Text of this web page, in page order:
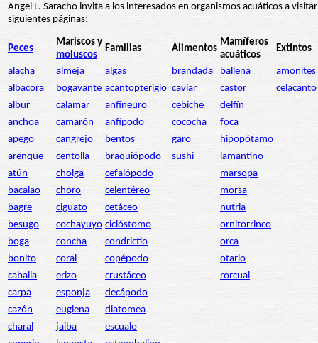
Angel L. Saracho invita a los interesados en organismos acuáticos a
siguientes páginas:
Peces
Mariscos y
moluscos
Familias Alimentos
Mamíferos
acuáticos
Extintos
alacha almeja algas brandada ballena
amonites
albacora
bogavante acantopterigio caviar castor
celacanto
albur
calamar anfineuro cebiche
delfín
anchoa
camarón anfípodo cococha
foca
apego
cangrejo bentos garo
hipopótamo
arenque
centolla braquiópodo sushi
lamantino
atún
cholga cefalópodo
marsopa
bacalao
choro celentéreo
morsa
bagre
ciguato cetáceo
nutria
besugo
cochayuyo ciclóstomo
ornitorrinco
boga
concha condrictio
orca
bonito
coral copépodo
otario
caballa
erizo crustáceo
rorcual
carpa
esponja
decápodo
cazón
euglena
diatomea
charal
jaiba
escualo